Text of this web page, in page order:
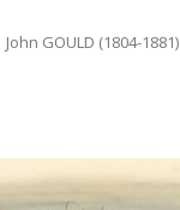
John GOULD (1804-1881)